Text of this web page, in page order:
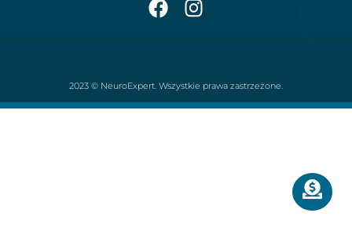
2023 © NeuroExpert. Wszystkie prawa zastrzeżone.